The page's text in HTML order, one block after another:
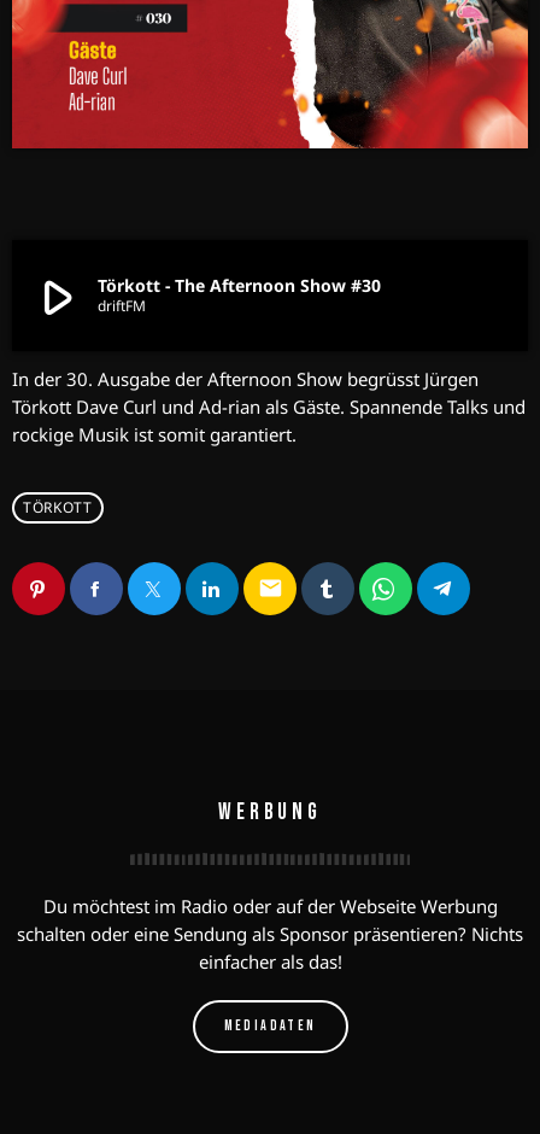
play_arrow Törkott - The Afternoon Show #30
driftFM
In der 30. Ausgabe der Afternoon Show begrüsst Jürgen
Törkott Dave Curl und Ad-rian als Gäste. Spannende Talks und
rockige Musik ist somit garantiert.
TÖRKOTT
email
WERBUNG
Du möchtest im Radio oder auf der Webseite Werbung
schalten oder eine Sendung als Sponsor präsentieren? Nichts
einfacher als das!
MEDIADATEN